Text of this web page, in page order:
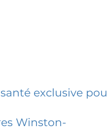
exclusive
Winston-